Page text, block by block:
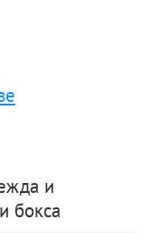
и
бокса